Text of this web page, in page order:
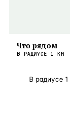
Что рядом
В РАДИУСЕ 1 КМ
В радиусе 1